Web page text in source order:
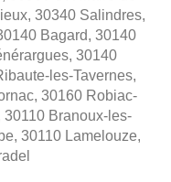
30340 Salindres,
Bagard, 30140
30140
les-Tavernes,
30160 Robiac-
Branoux-les-
30110 Lamelouze,